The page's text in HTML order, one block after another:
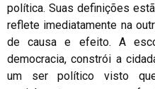
política. Suas definições
reflete imediatamente na
de causa e efeito. A
democracia, constrói a
um ser político visto